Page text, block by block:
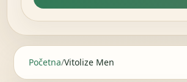
Početna/Vitolize Men